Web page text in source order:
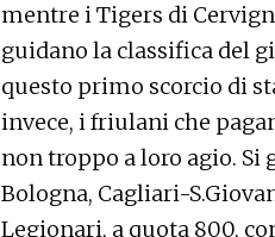
mentre i Tigers di
guidano la classifica del
questo primo scorcio di
invece, i friulani che
non troppo a loro agio. Si
Bologna, Cagliari-
Legionari, a quota 800,